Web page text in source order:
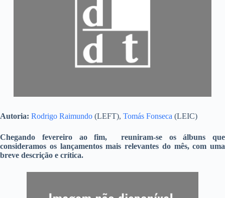
Autoria: Rodrigo Raimundo (LEFT), Tomás Fonseca (LEIC)
Chegando fevereiro ao fim, reuniram-se os álbuns que
consideramos os lançamentos mais relevantes do mês, com uma
breve descrição e crítica.